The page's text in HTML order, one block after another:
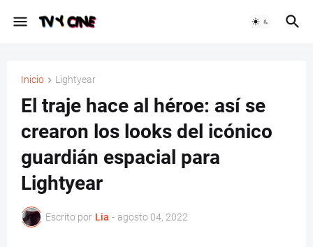
Inicio Lightyear
El traje hace al héroe: así se
crearon los looks del icónico
guardián espacial para
Lightyear
Escrito por Lia - agosto 04, 2022